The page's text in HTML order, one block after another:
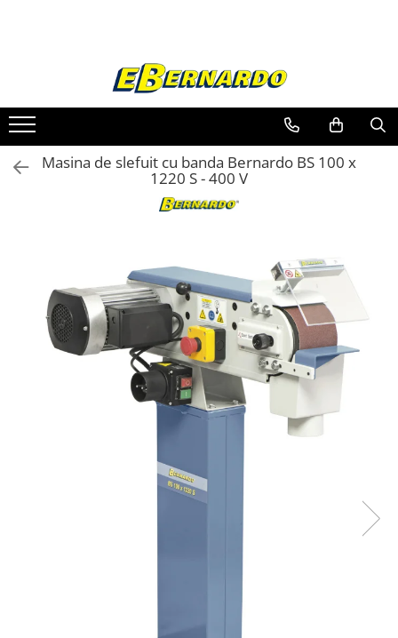
Prelucrare metal
Fierastraie pentru metal
Ferastraie mobile pentru metal
Fierastraie prelucrare metal
Ferastraie circulare pentru metal
Ferastraie automate cu banda si
doua coloane
Ferastraie metal cu banda si taiere
dubla semiautomate
Ferastraie prelucrare metal cu
banda si taiere dubla
Strunguri cu cutie de viteze
Strunguri cu surub de ghidare
Masina de slefuit cu banda Bernardo BS 100 x
1220 S - 400 V